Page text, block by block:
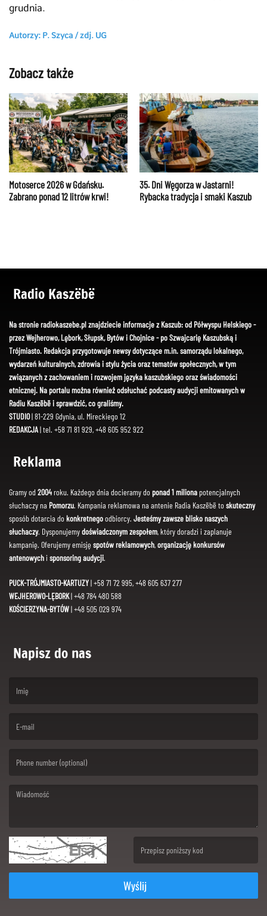
grudnia.
Autorzy: P. Szyca /zdj. UG
Zobacz także
Motoserce 2026 w Gdańsku.
Zabrano ponad 12 litrów krwi!
35. Dni Węgorza w Jastarni!
Rybacka tradycja i smaki Kaszub
Radio Kaszëbë
Na stronie radiokaszebe.pl znajdziecie informacje z Kaszub: od Półwyspu Helskiego -
przez Wejherowo, Lębork, Słupsk, Bytów i Chojnice - po Szwajcarię Kaszubską i
Trójmiasto. Redakcja przygotowuje newsy dotyczące m.in. samorządu lokalnego,
wydarzeń kulturalnych, zdrowia i stylu życia oraz tematów społecznych, w tym
związanych z zachowaniem i rozwojem języka kaszubskiego oraz świadomości
etnicznej. Na portalu można również odsłuchać podcasty audycji emitowanych w
Radiu Kaszëbë i sprawdzić, co graliśmy.
STUDIO| 81-229 Gdynia, ul. Mireckiego 12
REDAKCJA| tel. +58 71 81 929, +48 605 952 922
Reklama
Gramy od 2004roku. Każdego dnia docieramy do ponad 1 miliona potencjalnych
słuchaczy na Pomorzu. Kampania reklamowa na antenie Radia Kaszëbë toskuteczny
sposób dotarcia dokonkretnegoodbiorcy. Jesteśmy zawsze blisko naszych
słuchaczy. Dysponujemydoświadczonym zespołem, który doradzi i zaplanuje
kampanię. Oferujemy emisję spotów reklamowych,organizację konkursów
antenowychi sponsoring audycji.
PUCK-TRÓJMIASTO-KARTUZY| +58 71 72 995, +48 605 637 277
WEJHEROWO-LĘBORK| +48 784 480 588
KOŚCIERZYNA-BYTÓW| +48 505 029 974
Napisz do nas
Wyślij